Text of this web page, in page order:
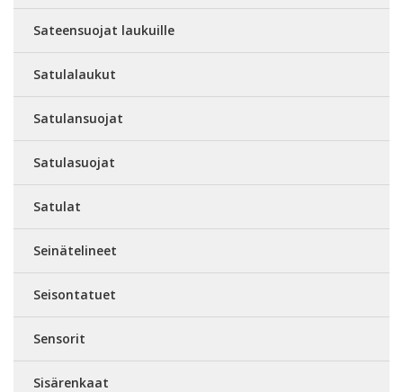
Sateensuojat laukuille
Satulalaukut
Satulansuojat
Satulasuojat
Satulat
Seinätelineet
Seisontatuet
Sensorit
Sisärenkaat